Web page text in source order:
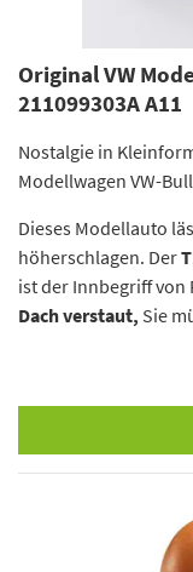
Original VW
211099303A A11
Nostalgie in
Modellwagen VW-
Dieses Modellauto
höherschlagen. Der
ist der Innbegriff von
Dach verstaut, Sie